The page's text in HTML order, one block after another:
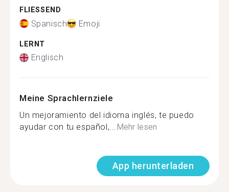
FLIESSEND
Spanisch Emoji
LERNT
Englisch
Meine Sprachlernziele
Un mejoramiento del idioma inglés, te puedo
ayudar con tu español,...Mehr lesen
App herunterladen